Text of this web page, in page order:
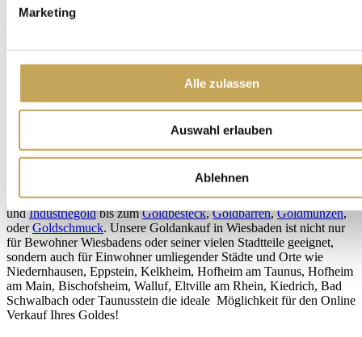
Marketing
Alle zulassen
Auswahl erlauben
Ablehnen
TOP Preise
Goldankauf Wiesbaden - ideal für Privat-
und Geschäftsleute jeder Branche
Nicht nur in Wiesbaden, sondern deutschlandweit sind wir für Sie
dem Gold- und Schmuckankauf bei uns gemacht. Unsere Kunden
stammen aus allen Branchen, Berufsgruppen, Alters- und
Bevölkerungsschichten. Wir kaufen Gold in kleinen wie großen
Mengen, intakt oder beschädigt - vonAltgold,Zahngold,Bruchgold
undIndustriegoldbis zumGoldbesteck,Goldbarren,Goldmünzen,
oderGoldschmuck. Unsere Goldankauf in Wiesbaden ist nicht nur
für Bewohner Wiesbadens oder seiner vielen Stadtteile geeignet,
sondern auch für Einwohner umliegender Städte und Orte wie
Niedernhausen, Eppstein, Kelkheim, Hofheim am Taunus, Hofheim
am Main, Bischofsheim, Walluf, Eltville am Rhein, Kiedrich, Bad
Schwalbach oder Taunusstein die ideale Möglichkeit für den Online
Verkauf Ihres Goldes!